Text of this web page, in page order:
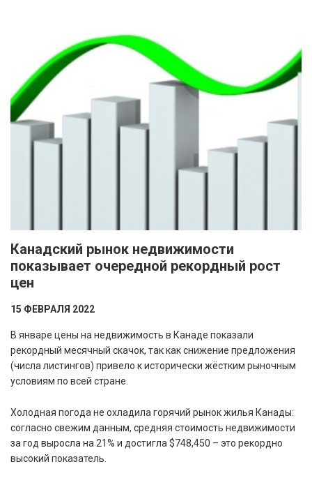
Канадский рынок недвижимости
показывает очередной рекордный рост
цен
15 ФЕВРАЛЯ 2022
В январе цены на недвижимость в Канаде показали
рекордный месячный скачок, так как снижение предложения
(числа листингов) привело к исторически жёстким рыночным
условиям по всей стране.
Холодная погода не охладила горячий рынок жилья Канады:
согласно свежим данным, средняя стоимость недвижимости
за год выросла на 21% и достигла $748,450 – это рекордно
высокий показатель.